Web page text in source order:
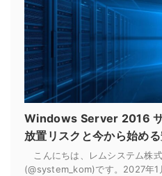
Windows Server 2016 サ
放置リスクと今から始め
こんにちは、レムシステム株
(@system_kom)です。2027年